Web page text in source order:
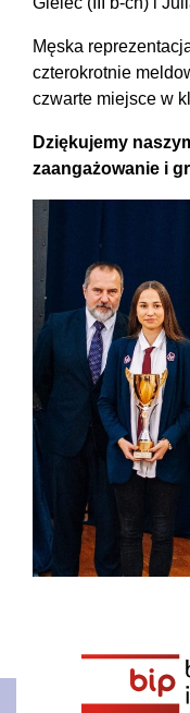
Męska
czterokrotnie
czwarte miejsce w
Dziękujemy
zaangażowanie i